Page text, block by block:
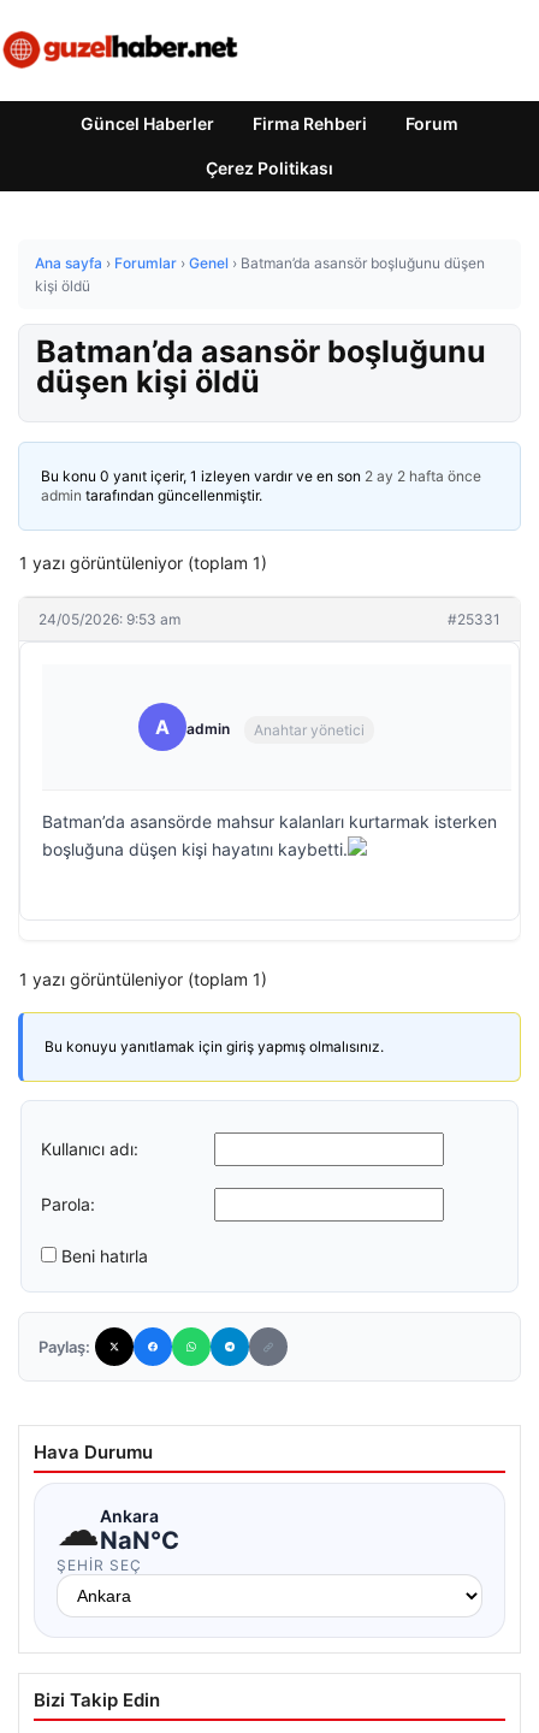
Güncel Haberler Firma Rehberi Forum
Çerez Politikası
Ana sayfa › Forumlar › Genel › Batman’da asansör boşluğunu düşen
kişi öldü
Batman’da asansör boşluğunu
düşen kişi öldü
Bu konu 0 yanıt içerir, 1 izleyen vardır ve en son 2 ay 2 hafta önce
admin tarafından güncellenmiştir.
1 yazı görüntüleniyor (toplam 1)
24/05/2026: 9:53 am #25331
A admin Anahtar yönetici
Batman’da asansörde mahsur kalanları kurtarmak isterken
boşluğuna düşen kişi hayatını kaybetti.
1 yazı görüntüleniyor (toplam 1)
Bu konuyu yanıtlamak için giriş yapmış olmalısınız.
Kullanıcı adı:
Parola:
Beni hatırla
Paylaş:
Hava Durumu
☁Ankara
NaN°C
ŞEHIR SEÇ
Bizi Takip Edin